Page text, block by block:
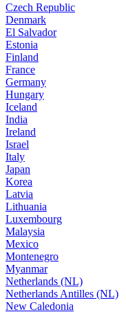
Czech Republic
Denmark
El Salvador
Estonia
Finland
France
Germany
Hungary
Iceland
India
Ireland
Israel
Italy
Japan
Korea
Latvia
Lithuania
Luxembourg
Malaysia
Mexico
Montenegro
Myanmar
Netherlands (NL)
Netherlands Antilles (NL)
New Caledonia